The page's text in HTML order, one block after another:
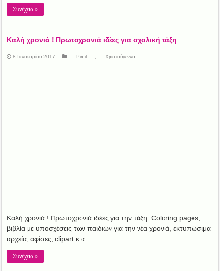
Συνέχεια »
Καλή χρονιά ! Πρωτοχρονιά ιδέες για σχολική τάξη
8 Ιανουαρίου 2017 Pin-it , Χριστούγεννα
Καλή χρονιά ! Πρωτοχρονιά ιδέες για την τάξη. Coloring pages,
βιβλία με υποσχέσεις των παιδιών για την νέα χρονιά, εκτυπώσιμα
αρχεία, αφίσες, clipart κ.α
Συνέχεια »